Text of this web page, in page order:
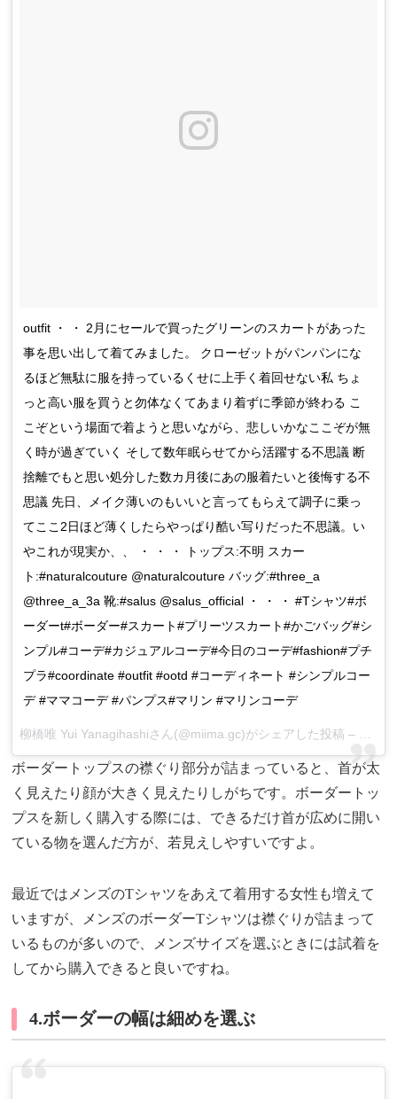
outfit ・ ・ 2月にセールで買ったグリーンのスカートがあった
事を思い出して着てみました。 クローゼットがパンパンにな
るほど無駄に服を持っているくせに上手く着回せない私 ちょ
っと高い服を買うと勿体なくてあまり着ずに季節が終わる こ
こぞという場面で着ようと思いながら、悲しいかなここぞが無
く時が過ぎていく そして数年眠らせてから活躍する不思議 断
捨離でもと思い処分した数カ月後にあの服着たいと後悔する不
思議 先日、メイク薄いのもいいと言ってもらえて調子に乗っ
てここ2日ほど薄くしたらやっぱり酷い写りだった不思議。い
やこれが現実か、、 ・ ・ ・ トップス:不明 スカー
ト:#naturalcouture @naturalcouture バッグ:#three_a
@three_a_3a 靴:#salus @salus_official ・ ・ ・ #Tシャツ#ボ
ーダーt#ボーダー#スカート#プリーツスカート#かごバッグ#シ
ンプル#コーデ#カジュアルコーデ#今日のコーデ#fashion#プチ
プラ#coordinate #outfit #ootd #コーディネート #シンプルコー
デ #ママコーデ #パンプス#マリン #マリンコーデ
柳橋唯 Yui Yanagihashiさん(@miima.gc)がシェアした投稿 –
2017
ボーダートップスの襟ぐり部分が詰まっていると、首が太
く見えたり顔が大きく見えたりしがちです。ボーダートッ
プスを新しく購入する際には、できるだけ首が広めに開い
ている物を選んだ方が、若見えしやすいですよ。
最近ではメンズのTシャツをあえて着用する女性も増えて
いますが、メンズのボーダーTシャツは襟ぐりが詰まって
いるものが多いので、メンズサイズを選ぶときには試着を
してから購入できると良いですね。
4.ボーダーの幅は細めを選ぶ